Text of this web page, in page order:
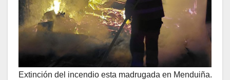
Extinción del incendio esta madrugada en Menduiña.